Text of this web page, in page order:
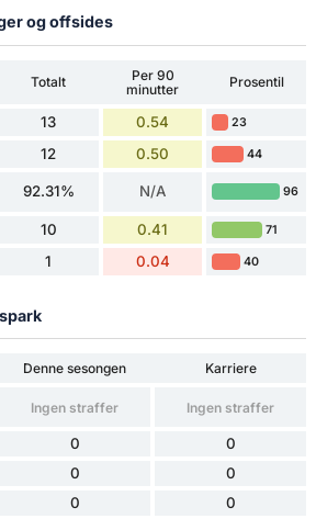
og offsides
Totalt
Per 90
minutter
Prosentil
13 0.54 23
12 0.50 44
92.31% N/A 96
10 0.41 71
1 0.04 40
Denne sesongen
Karriere
Ingen straffer Ingen straffer
0 0
0 0
0 0